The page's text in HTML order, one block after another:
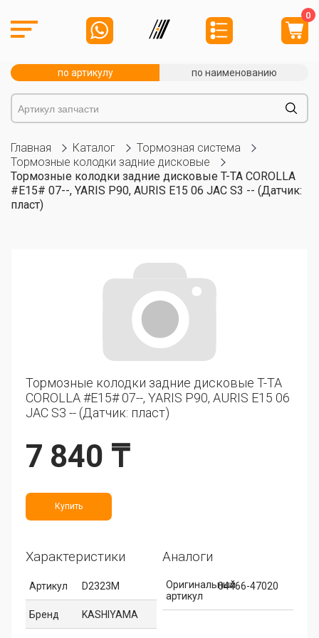
0
по артикулу по наименованию
Главная Каталог
Тормозная система
Тормозные колодки задние дисковые
Тормозные колодки задние дисковые T-TA COROLLA
#E15# 07--, YARIS P90, AURIS E15 06 JAC S3 -- (Датчик:
пласт)
Тормозные колодки задние дисковые T-TA
COROLLA #E15# 07--, YARIS P90, AURIS E15 06
JAC S3 -- (Датчик: пласт)
7 840 ₸
Купить
Характеристики
Артикул D2323M
Бренд KASHIYAMA
Аналоги
Оригинальный
артикул
04466-47020